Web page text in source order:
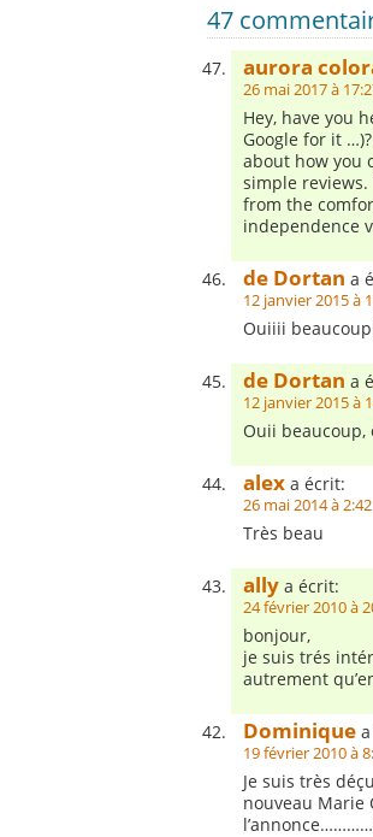
47
aurora
26 mai 2017 à
Hey, have you
Google for it
about how you
simple
from the
independence
de Dortan a
12 janvier 2015 à
Ouiiii
de Dortan a
12 janvier 2015 à
Ouii beaucoup,
alex a écrit:
26 mai 2014 à 2:42
Très beau
ally a écrit:
24 février 2010 à
bonjour,
je suis trés
autrement
Dominique
19 février 2010 à
Je suis très
nouveau Marie